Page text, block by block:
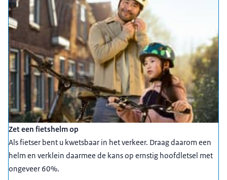
Zet een fietshelm op
Als fietser bent u kwetsbaar in het verkeer. Draag daarom een
helm en verklein daarmee de kans op ernstig hoofdletsel met
ongeveer 60%.